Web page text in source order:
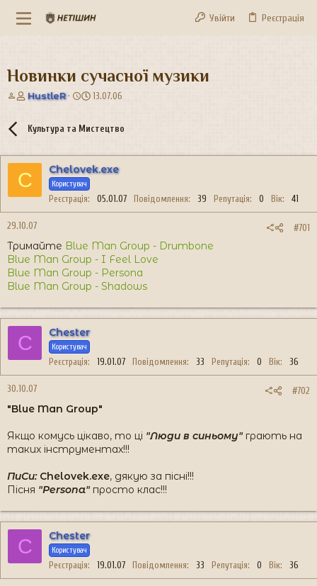
Увійти Реєстрація
Новинки сучасної музики
А
о
т
е
м
и
HustleR
Д
а
т
в
е
я
13.07.06
Культура та Мистецтво
C Chelovek.exe
Користувач
Реєстрація 05.01.07 Повідомлення 39 Репутація 0 Вік 41
29.10.07 #701
Тримайте Blue Man Group - Drumbone
Blue Man Group - I Feel Love
Blue Man Group - Persona
Blue Man Group - Shadows
C Chester
Користувач
Реєстрація 19.01.07 Повідомлення 33 Репутація 0 Вік 36
30.10.07 #702
"Blue Man Group"
Якщо комусь цікаво, то ці "Люди в синьому" грають на
таких інструментах!!!
ПиСи: Chelovek.exe, дякую за пісні!!!
Пісня "Persona" просто клас!!!
C Chester
Користувач
Реєстрація 19.01.07 Повідомлення 33 Репутація 0 Вік 36